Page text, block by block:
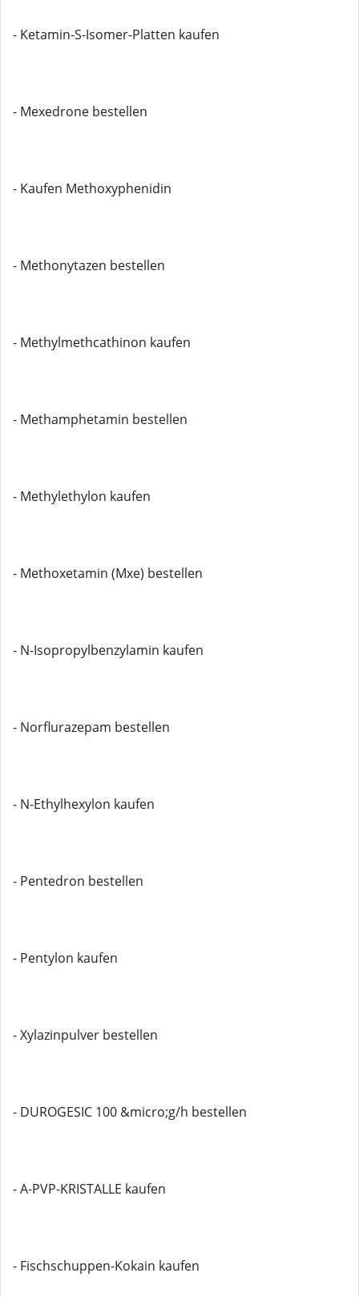
- Ketamin-S-Isomer-Platten kaufen
- Mexedrone bestellen
- Kaufen Methoxyphenidin
- Methonytazen bestellen
- Methylmethcathinon kaufen
- Methamphetamin bestellen
- Methylethylon kaufen
- Methoxetamin (Mxe) bestellen
- N-Isopropylbenzylamin kaufen
- Norflurazepam bestellen
- N-Ethylhexylon kaufen
- Pentedron bestellen
- Pentylon kaufen
- Xylazinpulver bestellen
- DUROGESIC 100 &micro;g/h bestellen
- A-PVP-KRISTALLE kaufen
- Fischschuppen-Kokain kaufen